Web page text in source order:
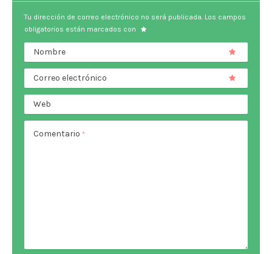
Tu dirección de correo electrónico no será publicada. Los campos
obligatorios están marcados con
Nombre
Correo electrónico
Web
Comentario *